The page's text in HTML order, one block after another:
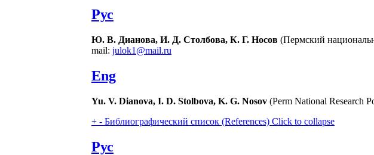
Рус
Ю. В. Дианова, И. Д. Столбова, К. Г. Носов (Пермский
mail: julok1@mail.ru
Eng
Yu. V. Dianova, I. D. Stolbova, K. G. Nosov (Perm National Research
+ - Библиографический список (References) Click to collapse
Рус